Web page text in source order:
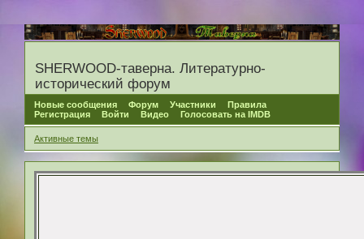
SHERWOOD-таверна. Литературно-
исторический форум
Новые сообщения Форум Участники
Правила
Регистрация
Войти Видео Голосовать на IMDB
Активные темы